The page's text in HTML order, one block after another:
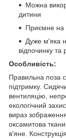
Можна
дитини
Приємне на
Дуже м'яка
відпочинку та
Особливість:
Правильна поза
підтримку.
вентиляцію,
екологічний
вираз
оксамитова
в'яне.